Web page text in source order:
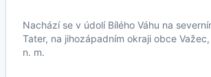
Nachází se v údolí Bílého Váhu na
Tater, na jihozápadním okraji obce
n. m.